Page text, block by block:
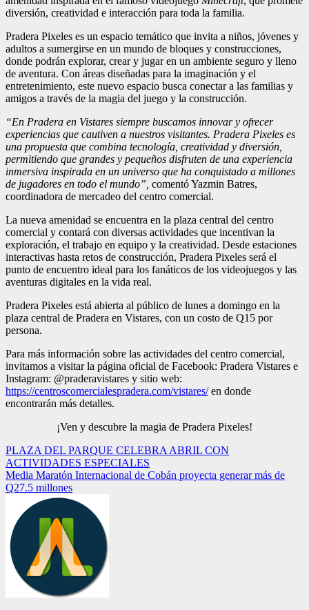
diversión, creatividad e interacción para toda la familia.
Pradera Pixeles es un espacio temático que invita a niños, jóvenes y
adultos a sumergirse en un mundo de bloques y construcciones,
donde podrán explorar, crear y jugar en un ambiente seguro y lleno
de aventura. Con áreas diseñadas para la imaginación y el
entretenimiento, este nuevo espacio busca conectar a las familias y
amigos a través de la magia del juego y la construcción.
“En Pradera en Vistares siempre buscamos innovar y ofrecer
experiencias que cautiven a nuestros visitantes. Pradera Pixeles es
una propuesta que combina tecnología, creatividad y diversión,
permitiendo que grandes y pequeños disfruten de una experiencia
inmersiva inspirada en un universo que ha conquistado a millones
de jugadores en todo el mundo”, comentó Yazmin Batres,
coordinadora de mercadeo del centro comercial.
La nueva amenidad se encuentra en la plaza central del centro
comercial y contará con diversas actividades que incentivan la
exploración, el trabajo en equipo y la creatividad. Desde estaciones
interactivas hasta retos de construcción, Pradera Pixeles será el
punto de encuentro ideal para los fanáticos de los videojuegos y las
aventuras digitales en la vida real.
Pradera Pixeles está abierta al público de lunes a domingo en la
plaza central de Pradera en Vistares, con un costo de Q15 por
persona.
Para más información sobre las actividades del centro comercial,
invitamos a visitar la página oficial de Facebook: Pradera Vistares e
Instagram: @praderavistares y sitio web:
https://centroscomercialespradera.com/vistares/en donde
encontrarán más detalles.
¡Ven y descubre la magia de Pradera Pixeles!
Navegación
de
entradas
PLAZA DEL PARQUE CELEBRA ABRIL CON
ACTIVIDADES ESPECIALES
Media Maratón Internacional de Cobán proyecta generar más de
Q27.5 millones